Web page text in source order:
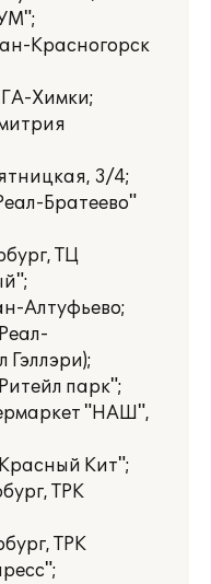
Красногорск
Химки;
3/4;
Братеево"
ТЦ
Алтуфьево;
парк";
"НАШ",
Кит";
ТРК
ТРК